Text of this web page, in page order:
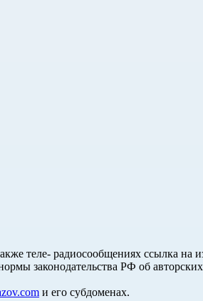
теле- радиосообщениях ссылка на
законодательства РФ об
и его субдоменах.